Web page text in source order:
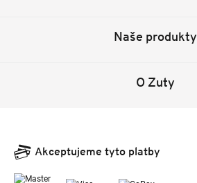
Naše produkty
O Zuty
Akceptujeme tyto platby